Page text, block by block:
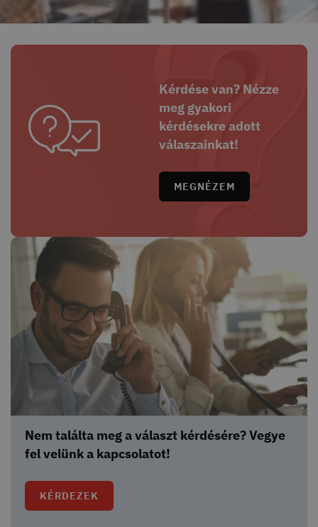
Kérdése van? Nézze
meg gyakori
kérdésekre adott
válaszainkat!
MEGNÉZEM
Nem találta meg a választ kérdésére? Vegye
fel velünk a kapcsolatot!
KÉRDEZEK